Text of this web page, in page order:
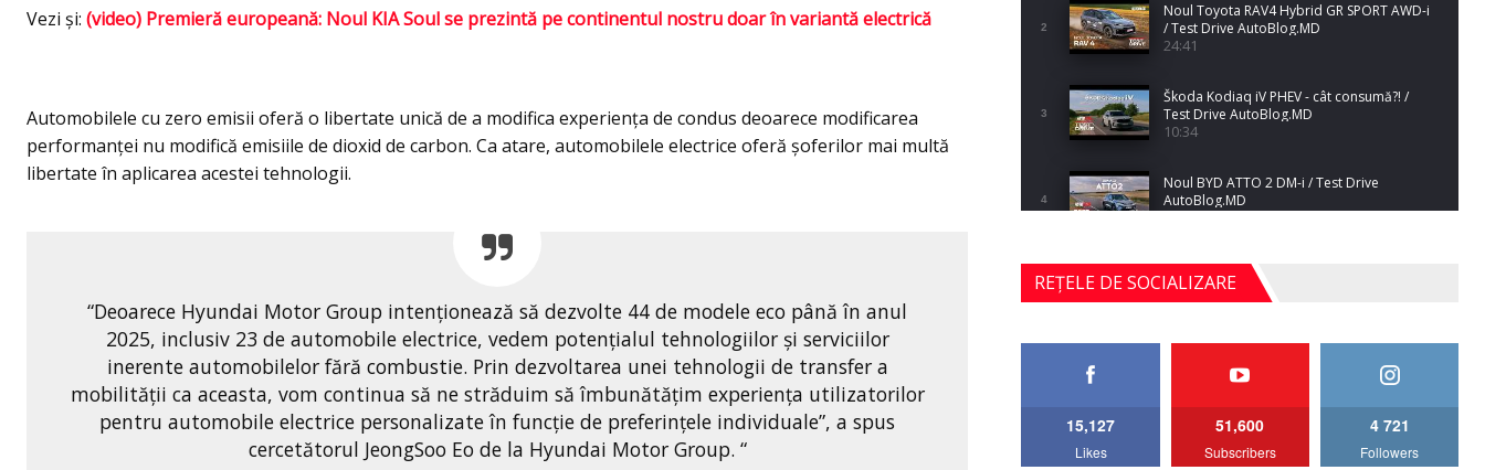
Vezi şi: (video) Premieră europeană: Noul KIA Soul se prezintă pe continentul nostru doar în variantă electrică
Automobilele cu zero emisii oferă o libertate unică de a modifica experiența de condus deoarece modificarea
performanței nu modifică emisiile de dioxid de carbon. Ca atare, automobilele electrice oferă șoferilor mai multă
libertate în aplicarea acestei tehnologii.
“Deoarece Hyundai Motor Group intenționează să dezvolte 44 de modele eco până în anul
2025, inclusiv 23 de automobile electrice, vedem potențialul tehnologiilor și serviciilor
inerente automobilelor fără combustie. Prin dezvoltarea unei tehnologii de transfer a
mobilității ca aceasta, vom continua să ne străduim să îmbunătățim experiența utilizatorilor
pentru automobile electrice personalizate în funcție de preferințele individuale”, a spus
cercetătorul JeongSoo Eo de la Hyundai Motor Group. “
2
Noul Toyota RAV4 Hybrid GR SPORT AWD-i
/ Test Drive AutoBlog.MD
24:41
3
Škoda Kodiaq iV PHEV - cât consumă?! /
Test Drive AutoBlog.MD
10:34
4
Noul BYD ATTO 2 DM-i / Test Drive
AutoBlog.MD
5
Noul Mercedes-Benz S-Class facelift (S 580
4MATIC V223) / Test Drive AutoBlog.MD
27:33
AutoBlog.MD
REȚELE DE SOCIALIZARE
15,127
Likes
51,600
Subscribers
4 721
Followers